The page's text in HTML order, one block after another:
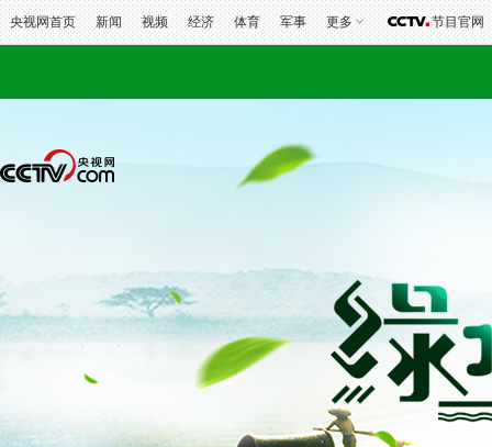
央视网首页 新闻 视频 经济 体育 军事 更多 节目官网